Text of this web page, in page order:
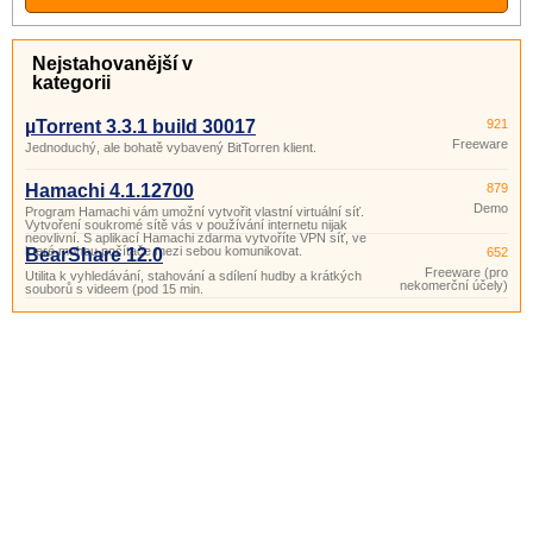
Nejstahovanější v
kategorii
µTorrent 3.3.1 build 30017
Jednoduchý, ale bohatě vybavený BitTorren klient.
921
Freeware
Hamachi 4.1.12700
Program Hamachi vám umožní vytvořit vlastní virtuální síť.
Vytvoření soukromé sítě vás v používání internetu nijak
neovlivní. S aplikací Hamachi zdarma vytvoříte VPN síť, ve
které mohou počítače mezi sebou komunikovat.
879
Demo
BearShare 12.0
Utilita k vyhledávání, stahování a sdílení hudby a krátkých
souborů s videem (pod 15 min.
652
Freeware (pro
nekomerční účely)